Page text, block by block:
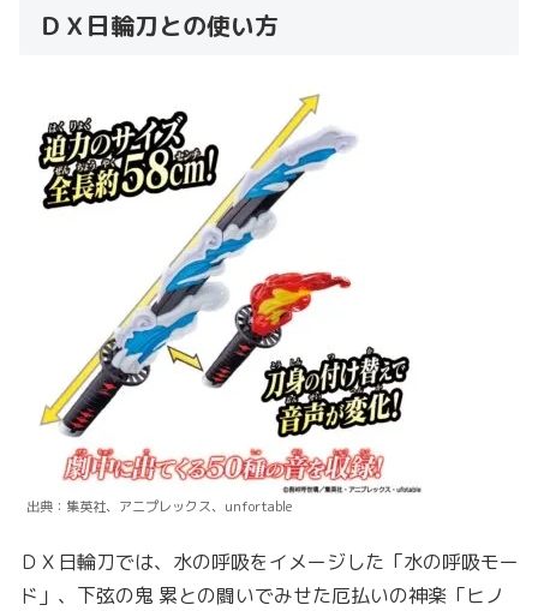
ＤＸ日輪刀との使い方
出典：集英社、アニプレックス、unfortable
ＤＸ日輪刀では、水の呼吸をイメージした「水の呼吸モー
ド」、下弦の鬼 累との闘いでみせた厄払いの神楽「ヒノ